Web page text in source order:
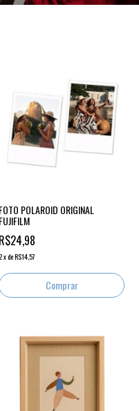
FOTO POLAROID ORIGINAL
FUJIFILM
R$24,98
xdeR$14,57
Comprar